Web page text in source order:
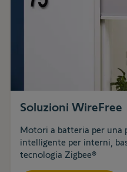
Soluzioni WireFree
Motori a batteria per una
intelligente per interni,
tecnologia Zigbee®